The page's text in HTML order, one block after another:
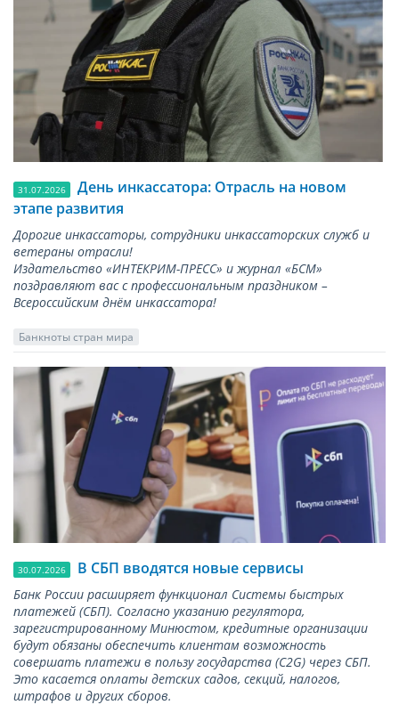
31.07.2026
День инкассатора: Отрасль на новом
этапе развития
Дорогие инкассаторы, сотрудники инкассаторских служб и
ветераны отрасли!
Издательство «ИНТЕКРИМ-ПРЕСС» и журнал «БСМ»
поздравляют вас с профессиональным праздником –
Всероссийским днём инкассатора!
Банкноты стран мира
30.07.2026 В СБП вводятся новые сервисы
Банк России расширяет функционал Системы быстрых
платежей (СБП). Согласно указанию регулятора,
зарегистрированному Минюстом, кредитные организации
будут обязаны обеспечить клиентам возможность
совершать платежи в пользу государства (С2G) через СБП.
Это касается оплаты детских садов, секций, налогов,
штрафов и других сборов.